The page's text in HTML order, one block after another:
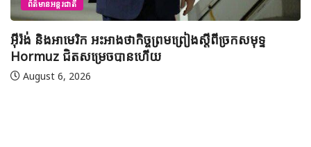
យុវសិស្សកម្ពុជា២រូបចូលរួមប្រឡងទន្ទេញគម្ពីរអាល់គូរអានចាំ
មាត់លំដាប់ពិភពលោក លើកទី៤៦ នៅទីក្រុងម៉ាក់កះ ប្រទេស
អារ៉ាប៊ីសាអូឌីត
August 7, 2026